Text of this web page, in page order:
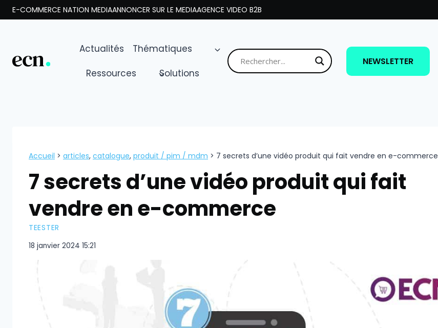
Aller
au
E-COMMERCE NATION MEDIAANNONCER SUR LE MEDIAAGENCE VIDEO B2B
Actualités
Thématiques
Ressources
Solutions
NEWSLETTER
Accueil > articles, catalogue, produit / pim / mdm > 7 secrets d’une vidéo produit qui fait vendre en e-commerce
7 secrets d’une vidéo produit qui fait
vendre en e-commerce
TEESTER
18 janvier 2024 15:21